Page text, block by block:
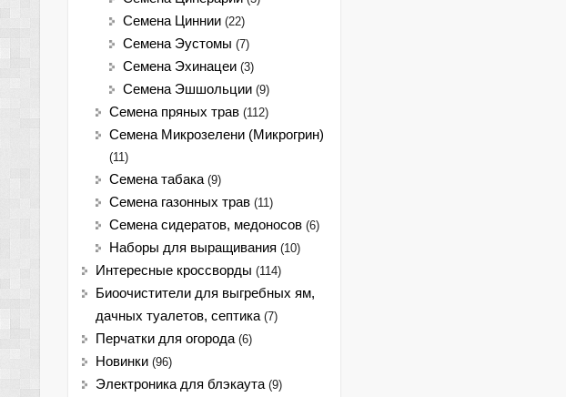
Семена Циннии (22)
Семена Эустомы (7)
Семена Эхинацеи (3)
Семена Эшшольции (9)
Семена пряных трав (112)
Семена Микрозелени (Микрогрин)
(11)
Семена табака (9)
Семена газонных трав (11)
Семена сидератов, медоносов (6)
Наборы для выращивания (10)
Интересные кроссворды (114)
Биоочистители для выгребных ям,
дачных туалетов, септика (7)
Перчатки для огорода (6)
Новинки (96)
Электроника для блэкаута (9)